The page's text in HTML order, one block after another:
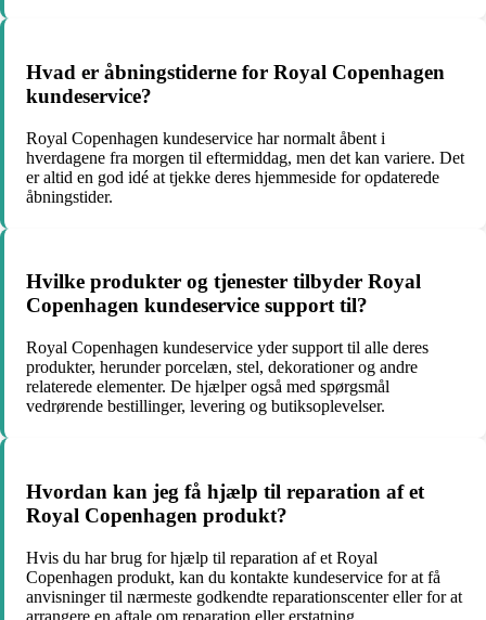
Hvad er åbningstiderne for Royal Copenhagen
kundeservice?
Royal Copenhagen kundeservice har normalt åbent i
hverdagene fra morgen til eftermiddag, men det kan variere. Det
er altid en god idé at tjekke deres hjemmeside for opdaterede
åbningstider.
Hvilke produkter og tjenester tilbyder Royal
Copenhagen kundeservice support til?
Royal Copenhagen kundeservice yder support til alle deres
produkter, herunder porcelæn, stel, dekorationer og andre
relaterede elementer. De hjælper også med spørgsmål
vedrørende bestillinger, levering og butiksoplevelser.
Hvordan kan jeg få hjælp til reparation af et
Royal Copenhagen produkt?
Hvis du har brug for hjælp til reparation af et Royal
Copenhagen produkt, kan du kontakte kundeservice for at få
anvisninger til nærmeste godkendte reparationscenter eller for at
arrangere en aftale om reparation eller erstatning.